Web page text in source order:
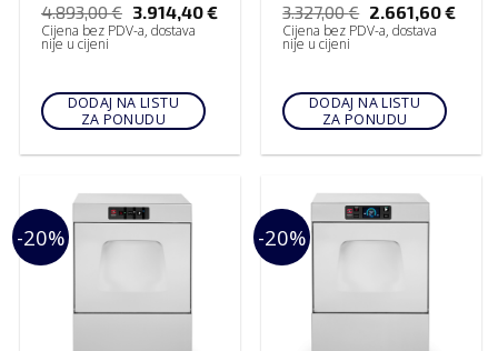
4.893,00€ 3.914,40€
Cijena bez PDV-a, dostava
nije u cijeni
DODAJ NA LISTU
ZA PONUDU
3.327,00€ 2.661,60€
Cijena bez PDV-a, dostava
nije u cijeni
DODAJ NA LISTU
ZA PONUDU
-20% -20%